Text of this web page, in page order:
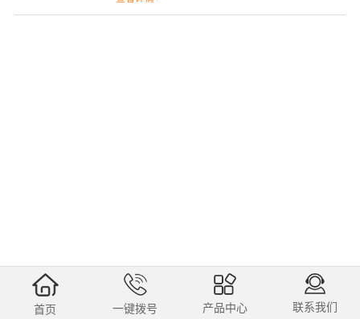
电视画面、图片、
首页 一键拨号 产品中心 联系我们